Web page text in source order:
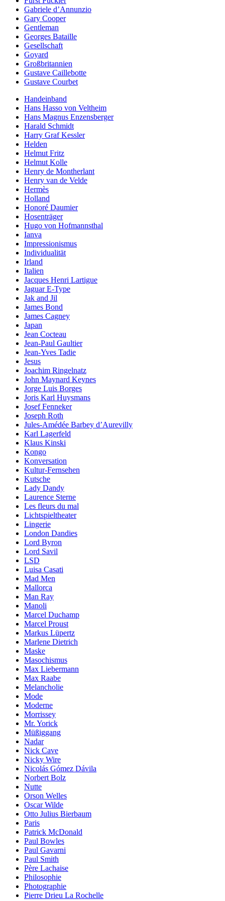
Gabriele d’Annunzio
Gary Cooper
Gentleman
Georges Bataille
Gesellschaft
Goyard
Großbritannien
Gustave Caillebotte
Gustave Courbet
Handeinband
Hans Hasso von Veltheim
Hans Magnus Enzensberger
Harald Schmidt
Harry Graf Kessler
Helden
Helmut Fritz
Helmut Kolle
Henry de Montherlant
Henry van de Velde
Hermès
Holland
Honoré Daumier
Hosenträger
Hugo von Hofmannsthal
Ianva
Impressionismus
Individualität
Irland
Italien
Jacques Henri Lartigue
Jaguar E-Type
Jak and Jil
James Bond
James Cagney
Japan
Jean Cocteau
Jean-Paul Gaultier
Jean-Yves Tadie
Jesus
Joachim Ringelnatz
John Maynard Keynes
Jorge Luis Borges
Joris Karl Huysmans
Josef Fenneker
Joseph Roth
Jules-Amédée Barbey d’Aurevilly
Karl Lagerfeld
Klaus Kinski
Kongo
Konversation
Kultur-Fernsehen
Kutsche
Lady Dandy
Laurence Sterne
Les fleurs du mal
Lichtspieltheater
Lingerie
London Dandies
Lord Byron
Lord Savil
LSD
Luisa Casati
Mad Men
Mallorca
Man Ray
Manoli
Marcel Duchamp
Marcel Proust
Markus Lüpertz
Marlene Dietrich
Maske
Masochismus
Max Liebermann
Max Raabe
Melancholie
Mode
Moderne
Morrissey
Mr. Yorick
Müßiggang
Nadar
Nick Cave
Nicky Wire
Nicolás Gómez Dávila
Norbert Bolz
Nutte
Orson Welles
Oscar Wilde
Otto Julius Bierbaum
Paris
Patrick McDonald
Paul Bowles
Paul Gavarni
Paul Smith
Père Lachaise
Philosophie
Photographie
Pierre Drieu La Rochelle